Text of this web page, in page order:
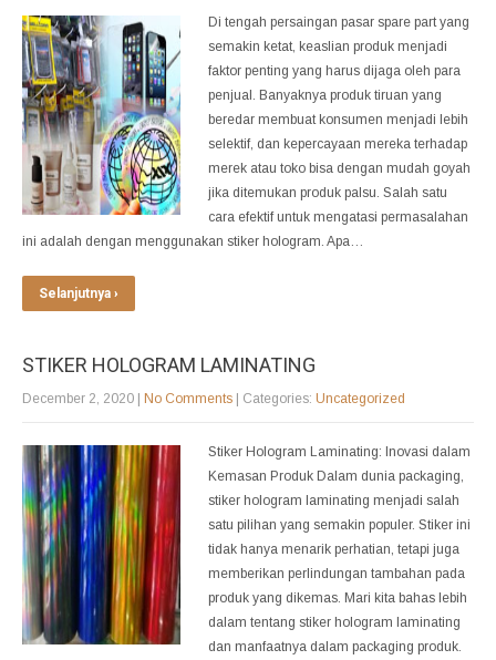
Di tengah persaingan pasar spare part yang
semakin ketat, keaslian produk menjadi
faktor penting yang harus dijaga oleh para
penjual. Banyaknya produk tiruan yang
beredar membuat konsumen menjadi lebih
selektif, dan kepercayaan mereka terhadap
merek atau toko bisa dengan mudah goyah
jika ditemukan produk palsu. Salah satu
cara efektif untuk mengatasi permasalahan
ini adalah dengan menggunakan stiker hologram. Apa…
Selanjutnya ›
STIKER HOLOGRAM LAMINATING
December 2, 2020 | No Comments | Categories: Uncategorized
Stiker Hologram Laminating: Inovasi dalam
Kemasan Produk Dalam dunia packaging,
stiker hologram laminating menjadi salah
satu pilihan yang semakin populer. Stiker ini
tidak hanya menarik perhatian, tetapi juga
memberikan perlindungan tambahan pada
produk yang dikemas. Mari kita bahas lebih
dalam tentang stiker hologram laminating
dan manfaatnya dalam packaging produk.